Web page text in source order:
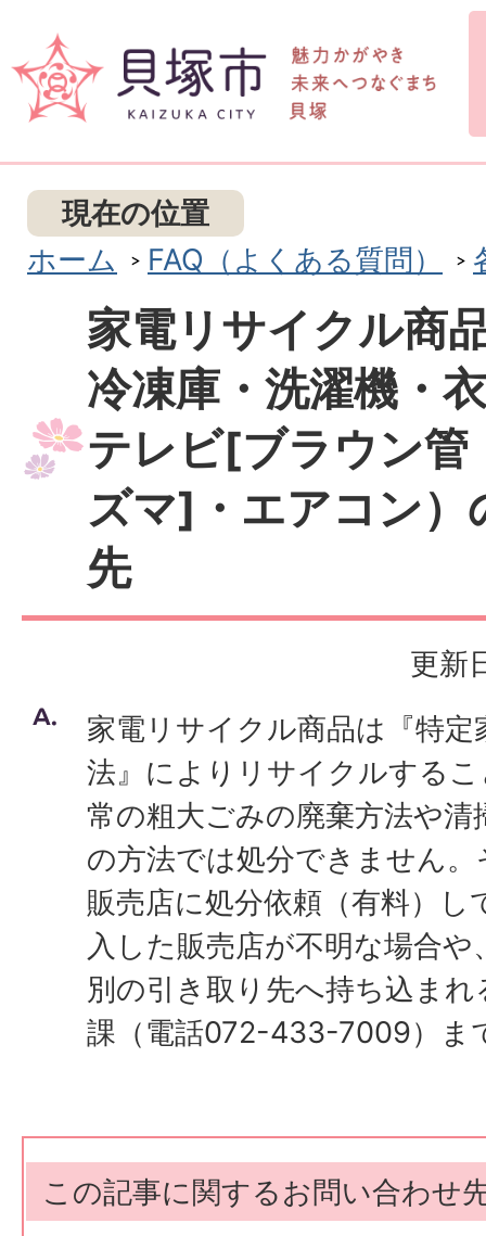
現在の位置
ホーム
FAQ（よくある質問）
家電リサイクル商
冷凍庫・洗濯機・
テレビ[ブラウン管
ズマ]・エアコン）
先
更新
家電リサイクル商品は『特定
法』によりリサイクルする
常の粗大ごみの廃棄方法や
の方法では処分できません
販売店に処分依頼（有料）
入した販売店が不明な場合
別の引き取り先へ持ち込ま
課（電話072-433-7009）ま
この記事に関するお問い合わせ